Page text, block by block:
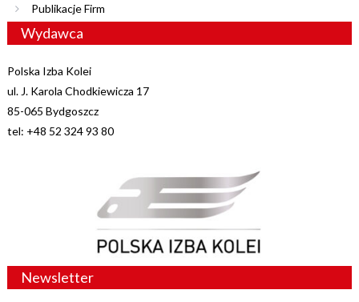
Publikacje Firm
Wydawca
Polska Izba Kolei
ul. J. Karola Chodkiewicza 17
85-065 Bydgoszcz
tel: +48 52 324 93 80
Newsletter